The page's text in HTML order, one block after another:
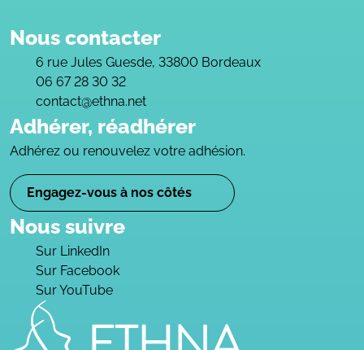
Nous contacter
6 rue Jules Guesde, 33800 Bordeaux
06 67 28 30 32
contact@ethna.net
Adhérer, réadhérer
Adhérez ou renouvelez votre adhésion.
Engagez-vous à nos côtés
Nous suivre
Sur LinkedIn
Sur Facebook
Sur YouTube